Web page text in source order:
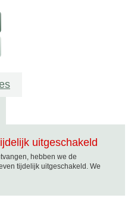
uitgeschakeld
hebben we de
tijdelijk uitgeschakeld. We